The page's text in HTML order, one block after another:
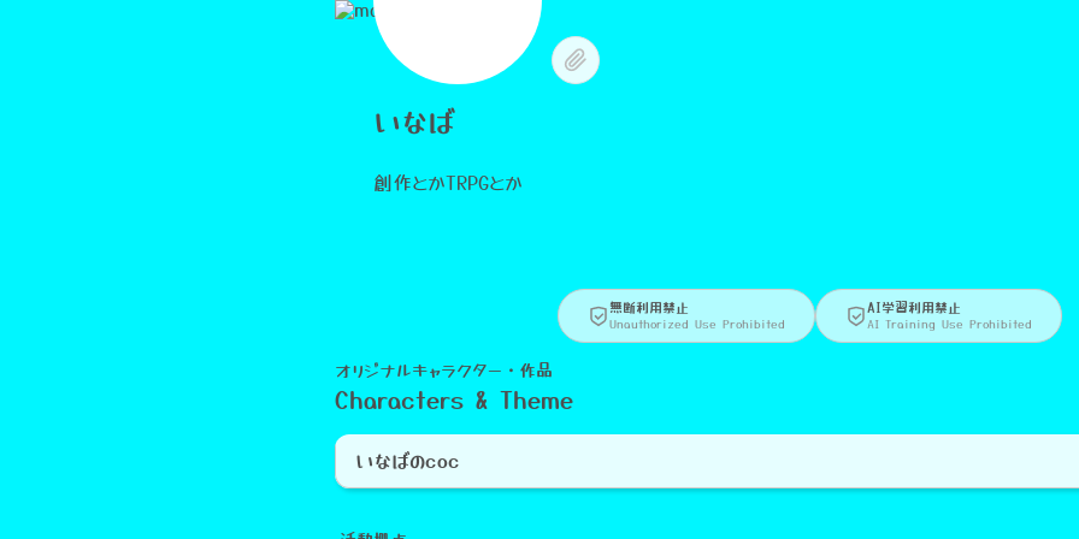
いなば
創作とかTRPGとか
無断利用禁止
Unauthorized Use Prohibited
AI学習利用禁止
AI Training Use Prohibited
オリジナルキャラクター・作品
Characters & Theme
いなばのcoc